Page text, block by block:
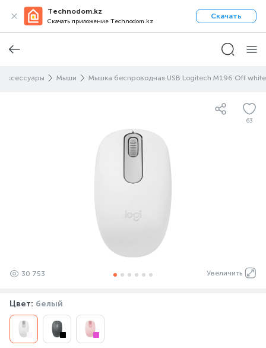
Technodom.kz
Скачать приложение Technodom.kz
Скачать
Мыши Мышка беспроводная USB Logitech M196 Off white
63
Увеличить
30 753
Цвет: белый